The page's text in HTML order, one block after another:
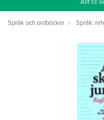
Språk och ordböcker Språk: